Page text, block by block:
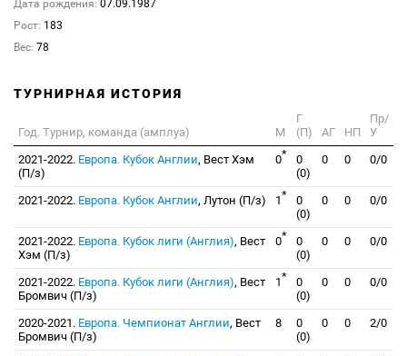
Дата рождения: 07.09.1987
Рост: 183
Вес: 78
ТУРНИРНАЯ ИСТОРИЯ
Год. Турнир, команда (амплуа) М
Г
(П)
АГ НП
Пр/
У
2021-2022. Европа. Кубок Англии, Вест Хэм
(П/з)
0*
0
(0)
0 0 0/0
2021-2022. Европа. Кубок Англии, Лутон (П/з) 1*
0
(0)
0 0 0/0
2021-2022. Европа. Кубок лиги (Англия), Вест
Хэм (П/з)
0*
0
(0)
0 0 0/0
2021-2022. Европа. Кубок лиги (Англия), Вест
Бромвич (П/з)
1*
0
(0)
0 0 0/0
2020-2021. Европа. Чемпионат Англии, Вест
Бромвич (П/з)
8
0
(0)
0 0 2/0